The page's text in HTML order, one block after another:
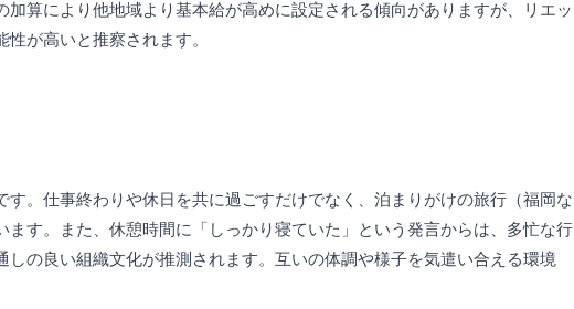
算により他地域より基本給が高めに設定される傾向がありますが、リエッ
が高いと推察されます。
。仕事終わりや休日を共に過ごすだけでなく、泊まりがけの旅行（福岡な
す。また、休憩時間に「しっかり寝ていた」という発言からは、多忙な行
の良い組織文化が推測されます。互いの体調や様子を気遣い合える環境